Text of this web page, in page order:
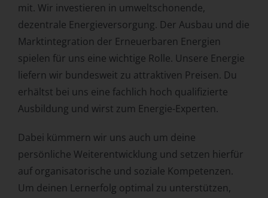
mit. Wir investieren in umweltschonende,
dezentrale Energieversorgung. Der Ausbau und die
Marktintegration der Erneuerbaren Energien
spielen für uns eine wichtige Rolle. Unsere Energie
liefern wir bundesweit zu attraktiven Preisen. Du
erhältst bei uns eine fachlich hoch qualifizierte
Ausbildung und wirst zum Energie-Experten.
Dabei kümmern wir uns auch um deine
persönliche Weiterentwicklung und setzen hierfür
auf organisatorische und soziale Kompetenzen.
Um deinen Lernerfolg optimal zu unterstützen,